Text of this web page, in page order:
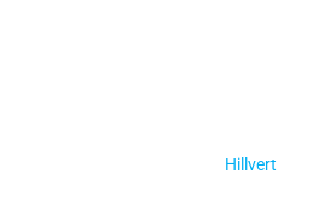
Hillvert